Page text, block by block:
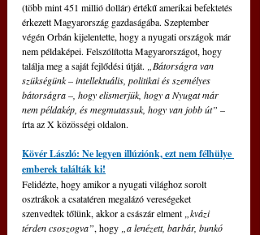
(több mint 451 millió dollár) értékű amerikai befektetés
érkezett Magyarország gazdaságába. Szeptember
végén Orbán kijelentette, hogy a nyugati országok már
nem példaképei. Felszólította Magyarországot, hogy
találja meg a saját fejlődési útját.
„Bátorságra van
szükségünk – intellektuális, politikai és személyes
bátorságra –, hogy elismerjük, hogy a Nyugat már
nem példakép, és megmutassuk, hogy van jobb út” –
írta az X közösségi oldalon.
Kövér László: Ne legyen illúziónk, ezt nem félhülye
emberek találták ki!
Felidézte, hogy amikor a nyugati világhoz sorolt
osztrákok a csatatéren megalázó vereségeket
szenvedtek tőlünk, akkor a császár elment
„kvázi
térden csoszogva”, hogy
„a lenézett, barbár, bunkó